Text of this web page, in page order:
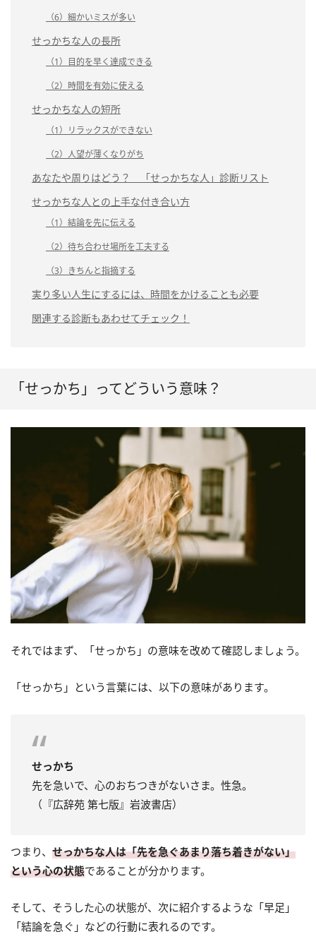
（6）細かいミスが多い
せっかちな人の長所
（1）目的を早く達成できる
（2）時間を有効に使える
せっかちな人の短所
（1）リラックスができない
（2）人望が薄くなりがち
あなたや周りはどう？ 「せっかちな人」診断リスト
せっかちな人との上手な付き合い方
（1）結論を先に伝える
（2）待ち合わせ場所を工夫する
（3）きちんと指摘する
実り多い人生にするには、時間をかけることも必要
関連する診断もあわせてチェック！
「せっかち」ってどういう意味？
それではまず、「せっかち」の意味を改めて確認しましょう。
「せっかち」という言葉には、以下の意味があります。
せっかち
先を急いで、心のおちつきがないさま。性急。
（『広辞苑 第七版』岩波書店）
つまり、 せっかちな人は「先を急ぐあまり落ち着きがない」
という心の状態であることが分かります。
そして、そうした心の状態が、次に紹介するような「早足」
「結論を急ぐ」などの行動に表れるのです。